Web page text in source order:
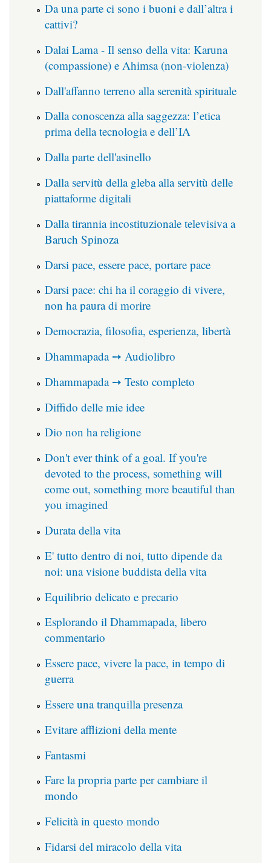
Da una parte ci sono i buoni e dall’altra i
cattivi?
Dalai Lama - Il senso della vita: Karuna
(compassione) e Ahimsa (non-violenza)
Dall'affanno terreno alla serenità spirituale
Dalla conoscenza alla saggezza: l’etica
prima della tecnologia e dell’IA
Dalla parte dell'asinello
Dalla servitù della gleba alla servitù delle
piattaforme digitali
Dalla tirannia incostituzionale televisiva a
Baruch Spinoza
Darsi pace, essere pace, portare pace
Darsi pace: chi ha il coraggio di vivere,
non ha paura di morire
Democrazia, filosofia, esperienza, libertà
Dhammapada ➙ Audiolibro
Dhammapada ➙ Testo completo
Diffido delle mie idee
Dio non ha religione
Don't ever think of a goal. If you're
devoted to the process, something will
come out, something more beautiful than
you imagined
Durata della vita
E' tutto dentro di noi, tutto dipende da
noi: una visione buddista della vita
Equilibrio delicato e precario
Esplorando il Dhammapada, libero
commentario
Essere pace, vivere la pace, in tempo di
guerra
Essere una tranquilla presenza
Evitare afflizioni della mente
Fantasmi
Fare la propria parte per cambiare il
mondo
Felicità in questo mondo
Fidarsi del miracolo della vita